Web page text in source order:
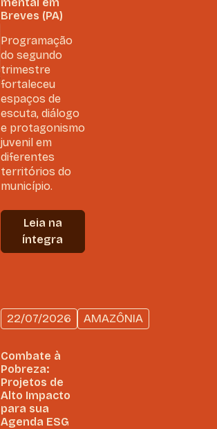
Breves (PA)
Programação
do segundo
trimestre
fortaleceu
espaços de
escuta, diálogo
e protagonismo
juvenil em
diferentes
territórios do
município.
Leia na
íntegra
22/07/2026 AMAZÔNIA
Combate à
Pobreza:
Projetos de
Alto Impacto
para sua
Agenda ESG